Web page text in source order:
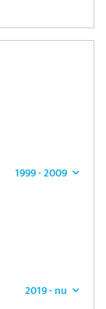
1999 - 2009
2019 - nu